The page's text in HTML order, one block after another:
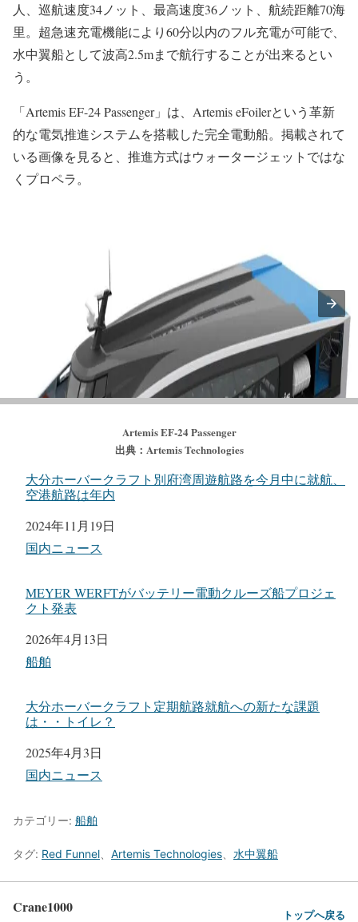
人、巡航速度34ノット、最高速度36ノット、航続距離70海
里。超急速充電機能により60分以内のフル充電が可能で、
水中翼船として波高2.5mまで航行することが出来るとい
う。
「Artemis EF-24 Passenger」は、Artemis eFoilerという革新
的な電気推進システムを搭載した完全電動船。掲載されて
いる画像を見ると、推進方式はウォータージェットではな
くプロペラ。
Artemis EF-24 Passenger
出典：Artemis Technologies
大分ホーバークラフト別府湾周遊航路を今月中に就航、
空港航路は年内
日付
2024年11月19日
関連理由
国内ニュース
MEYER WERFTがバッテリー電動クルーズ船プロジェ
クト発表
日付
2026年4月13日
関連理由
船舶
大分ホーバークラフト定期航路就航への新たな課題
は・・トイレ？
日付
2025年4月3日
関連理由
国内ニュース
カテゴリー: 船舶
タグ: Red Funnel Artemis Technologies 水中翼船
Crane1000 トップへ戻る